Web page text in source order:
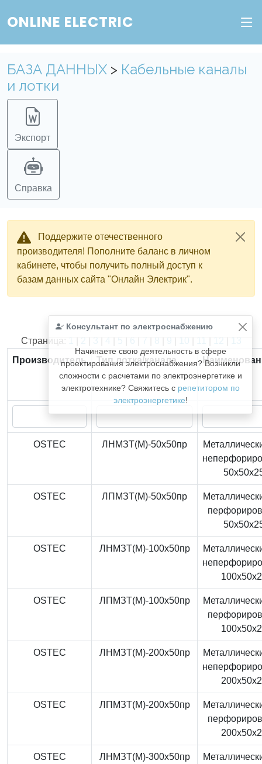
ONLINE ELECTRIC
БАЗА ДАННЫХ > Кабельные каналы
и лотки
Экспорт
Справка
Поддержите отечественного
производителя! Пополните баланс в личном
кабинете, чтобы получить полный доступ к
базам данных сайта "Онлайн Электрик".
Консультант по электроснабжению
Начинаете свою деятельность в сфере
проектирования электроснабжения? Возникли
сложности с расчетами по электроэнергетике и
электротехнике? Свяжитесь с репетитором по
электроэнергетике!
Найдено366из366записей.
Страница: 1 | 2 | 3 | 4 | 5 | 6 | 7 | 8 | 9 | 10 | 11 | 12 | 13
Производитель
Тип лотка/канала
OSTEC ЛНМЗТ(М)-50x50пр
OSTEC ЛПМЗТ(М)-50x50пр
OSTEC ЛНМЗТ(М)-100x50пр
OSTEC ЛПМЗТ(М)-100x50пр
OSTEC ЛНМЗТ(М)-200x50пр
OSTEC ЛПМЗТ(М)-200x50пр
OSTEC ЛНМЗТ(М)-300x50пр